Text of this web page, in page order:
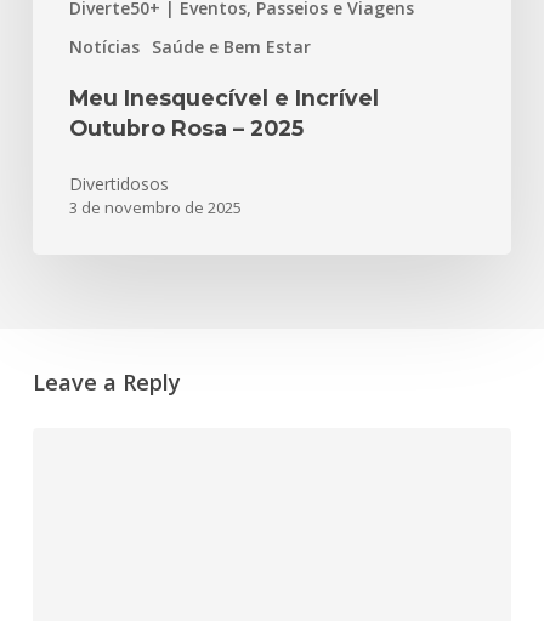
Diverte50+ | Eventos, Passeios e Viagens
Notícias Saúde e Bem Estar
Meu Inesquecível e Incrível
Outubro Rosa – 2025
Divertidosos
3 de novembro de 2025
Leave a Reply